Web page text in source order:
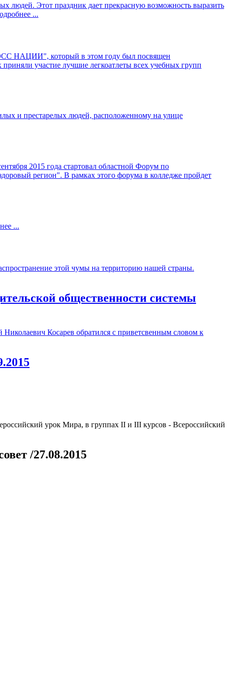
людей. Этот праздник дает прекрасную возможность выразить
...
НАЦИИ", который в этом году был посвящен
участие лучшие легкоатлеты всех учебных групп
и престарелых людей, расположенному на улице
2015 года стартовал областной Форум по
регион". В рамках этого форума в колледже пройдет
...
этой чумы на территорию нашей страны.
общественности системы
Косарев обратился с приветсвенным словом к
урок Мира, в группах II и III курсов - Всероссийский
/27.08.2015